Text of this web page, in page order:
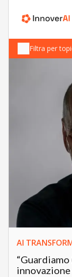
Filtra per
AI
innovazione